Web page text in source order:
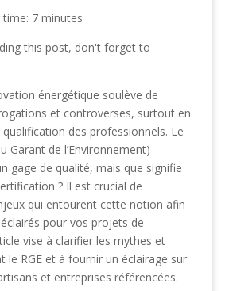
7 minutes
this post, don't forget to
énergétique soulève de
et controverses, surtout en
des professionnels. Le
Garant de l’Environnement)
gage de qualité, mais que signifie
? Il est crucial de
qui entourent cette notion afin
pour vos projets de
vise à clarifier les mythes et
le RGE et à fournir un éclairage sur
et entreprises référencées.